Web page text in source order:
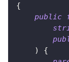
{
public
)
{